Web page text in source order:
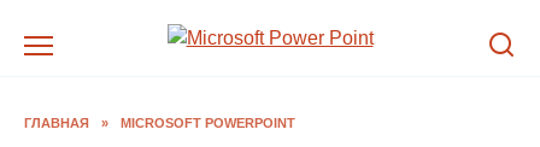
ГЛАВНАЯ » MICROSOFT POWERPOINT